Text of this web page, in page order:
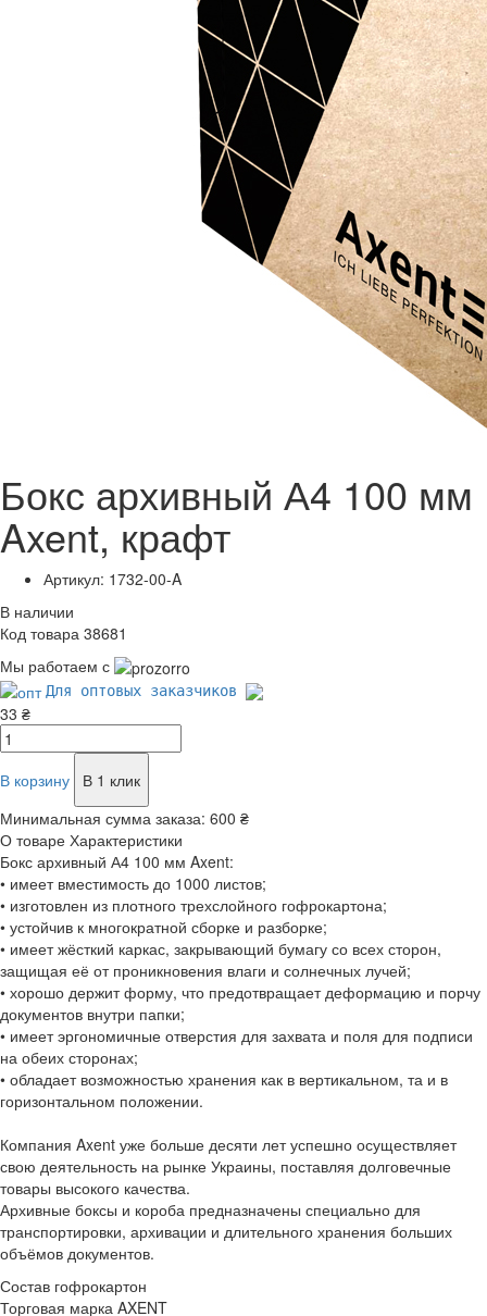
Бокс архивный А4 100 мм
Axent, крафт
Артикул: 1732-00-A
В наличии
Код товара 38681
Мы работаем с
Для оптовых заказчиков
33 ₴
В корзину
В 1 клик
Минимальная сумма заказа: 600 ₴
О товаре Характеристики
Бокс архивный А4 100 мм Axent:
• имеет вместимость до 1000 листов;
• изготовлен из плотного трехслойного гофрокартона;
• устойчив к многократной сборке и разборке;
• имеет жёсткий каркас, закрывающий бумагу со всех сторон,
защищая её от проникновения влаги и солнечных лучей;
• хорошо держит форму, что предотвращает деформацию и порчу
документов внутри папки;
• имеет эргономичные отверстия для захвата и поля для подписи
на обеих сторонах;
• обладает возможностью хранения как в вертикальном, та и в
горизонтальном положении.
Компания Axent уже больше десяти лет успешно осуществляет
свою деятельность на рынке Украины, поставляя долговечные
товары высокого качества.
Архивные боксы и короба предназначены специально для
транспортировки, архивации и длительного хранения больших
объёмов документов.
Состав гофрокартон
Торговая марка AXENT